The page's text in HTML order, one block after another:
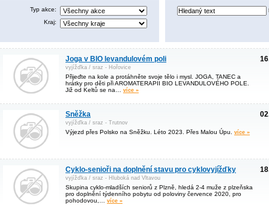
Typ akce:
Kraj:
Joga v BIO levandulovém poli
vyjížďka / sraz - Hořovice
Přijeďte na kole a protáhněte svoje tělo i mysl. JOGA, TANEC a
hrátky pro děti při AROMATERAPII BIO LEVANDULOVÉHO POLE.
Již od Keltů se na… více »
Sněžka
vyjížďka / sraz - Trutnov
Výjezd přes Polsko na Sněžku. Léto 2023. Přes Malou Úpu. více »
Cyklo-senioři na doplnění stavu pro cyklovyjížďky
vyjížďka / sraz - Hluboká nad Vltavou
Skupina cyklo-mladších seniorů z Plzně, hledá 2-4 muže z plzeňska
pro doplnění týdenního pobytu od poloviny července 2020, pro
pohodovou,… více »